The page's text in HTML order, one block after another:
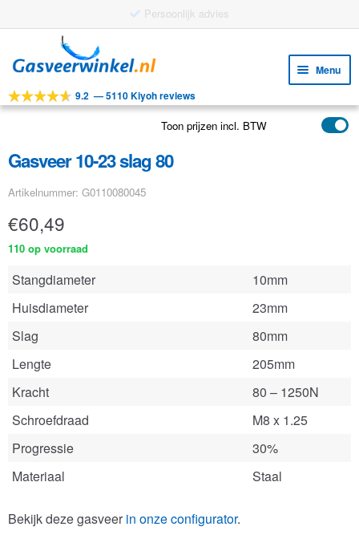
Gratis verzending vanaf €25
door
navigatie
naar
inhoud
Menu
Tools
Toepassingen
Klantenservice
FAQ
9.2 —5110 Kiyoh reviews
Toon prijzen incl. BTW
Gasveer 10-23 slag 80
Artikelnummer: G0110080045
€60,49
110 op voorraad
Stangdiameter
10mm
Huisdiameter
23mm
Slag
80mm
Lengte
205mm
Kracht
80 – 1250N
Schroefdraad
M8 x 1.25
Progressie
30%
Materiaal
Staal
Bekijk deze gasveer in onze configurator.